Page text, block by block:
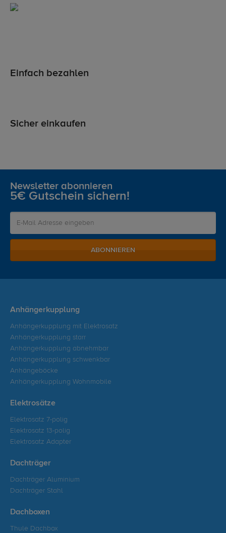
Einfach bezahlen
Sicher einkaufen
Newsletter abonnieren
5€ Gutschein sichern!
ABONNIEREN
Anhängerkupplung
Anhängerkupplung mit Elektrosatz
Anhängerkupplung starr
Anhängerkupplung abnehmbar
Anhängerkupplung schwenkbar
Anhängeböcke
Anhängerkupplung Wohnmobile
Elektrosätze
Elektrosatz 7-polig
Elektrosatz 13-polig
Elektrosatz Adapter
Dachträger
Dachträger Aluminium
Dachträger Stahl
Dachboxen
Thule Dachbox